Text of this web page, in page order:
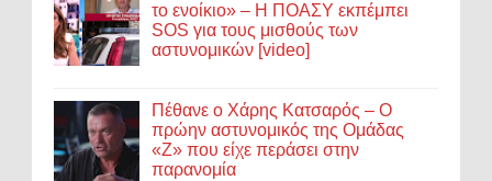
το ενοίκιο» – Η ΠΟΑΣΥ εκπέμπει
SOS για τους μισθούς των
αστυνομικών [video]
Πέθανε ο Χάρης Κατσαρός – Ο
πρώην αστυνομικός της Ομάδας
«Ζ» που είχε περάσει στην
παρανομία